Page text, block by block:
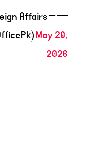
Affairs –
May 20,
2026